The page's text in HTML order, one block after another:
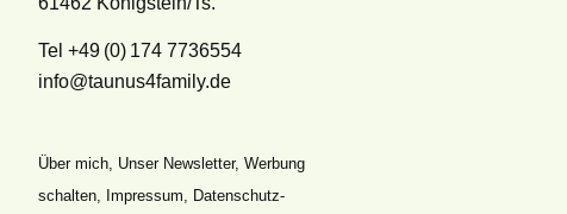
Tel +49 (0) 174 7736554
info@taunus4family.de
Über mich, Unser Newsletter, Werbung
schalten, Impressum, Datenschutz­